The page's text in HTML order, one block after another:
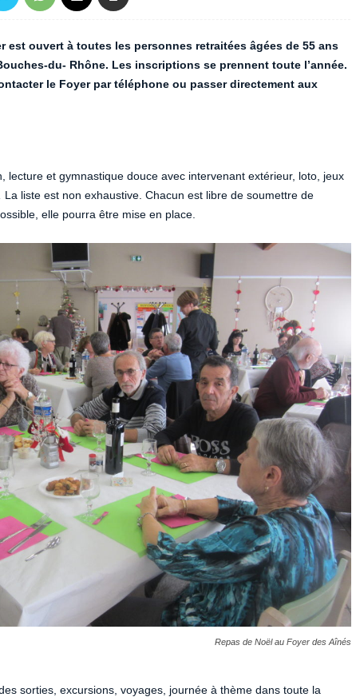
est ouvert à toutes les personnes retraitées âgées de 55 ans
du- Rhône. Les inscriptions se prennent toute l’année.
le Foyer par téléphone ou passer directement aux
lecture et gymnastique douce avec intervenant extérieur, loto, jeux
liste est non exhaustive. Chacun est libre de soumettre de
elle pourra être mise en place.
Repas de Noël au Foyer des Aînés
sorties, excursions, voyages, journée à thème dans toute la